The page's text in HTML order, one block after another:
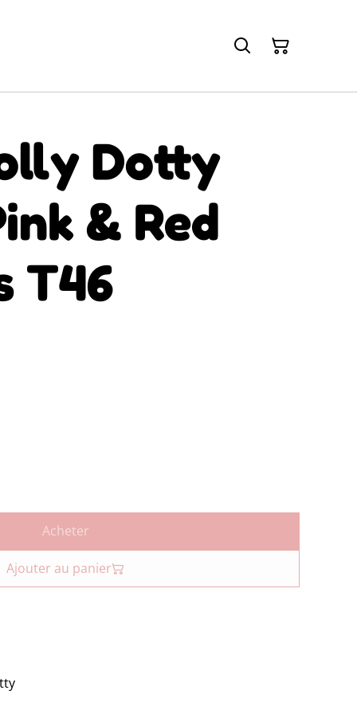
Dotty
& Red
T46
Acheter
Ajouter au panier